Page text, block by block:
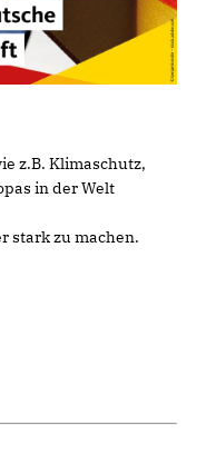
z.B. Klimaschutz,
in der Welt
stark zu machen.